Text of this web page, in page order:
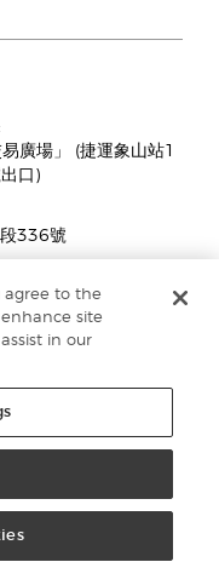
廣場」 (捷運象山站1
口)
336號
外)
agree to the
site
in our